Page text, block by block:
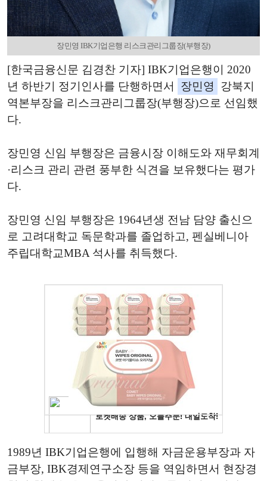
장민영 IBK기업은행 리스크관리그룹장(부행장)
[한국금융신문 김경찬 기자] IBK기업은행이 2020
년 하반기 정기인사를 단행하면서
장민영
강북지
역본부장을 리스크관리그룹장(부행장)으로 선임했
다.
장민영 신임 부행장은 금융시장 이해도와 재무회계
·리스크 관리 관련 풍부한 식견을 보유했다는 평가
다.
장민영 신임 부행장은 1964년생 전남 담양 출신으
로 고려대학교 독문학과를 졸업하고, 펜실베니아
주립대학교MBA 석사를 취득했다.
1989년 IBK기업은행에 입행해 자금운용부장과 자
금부장, IBK경제연구소장 등을 역임하면서 현장경